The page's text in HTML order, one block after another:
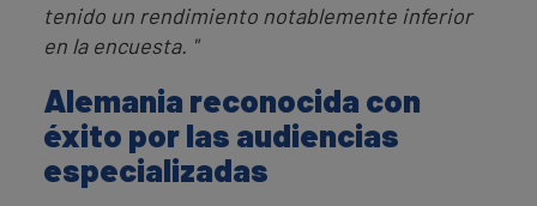
tenido un rendimiento notablemente inferior
en la encuesta. "
Alemania reconocida con
éxito por las audiencias
especializadas